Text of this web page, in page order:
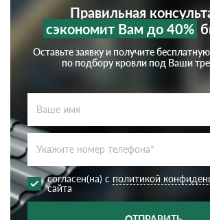
Правильная
сэкономит Вам до 40%
Оставьте заявку и получите
по подбору кровли под Ваши
согласен(на) с политикой
сайта